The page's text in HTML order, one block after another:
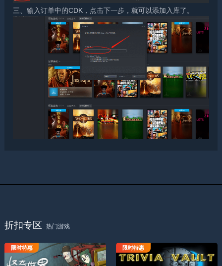
三、输入订单中的CDK，点击下一步，就可以添加入库了。
折扣专区 热门游戏
怪奇世界--最后的风僧
限时特惠 跳马网球小常识
限时特惠